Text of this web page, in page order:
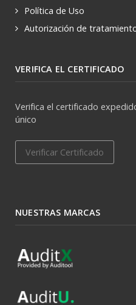
Política de Uso
Autorización de
VERIFICA EL CERTIFICADO
Verifica el certificado
único
Verificar Certificado
NUESTRAS MARCAS